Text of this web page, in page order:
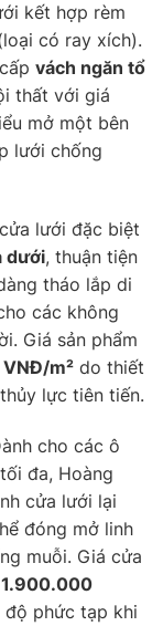
kết hợp rèm
có ray xích).
vách ngăn tổ
thất với giá
mở một bên
lưới chống
lưới đặc biệt
dưới, thuận tiện
tháo lắp di
các không
Giá sản phẩm
m² do thiết
lực tiên tiến.
cho các ô
đa, Hoàng
cửa lưới lại
đóng mở linh
muỗi. Giá cửa
độ phức tạp khi